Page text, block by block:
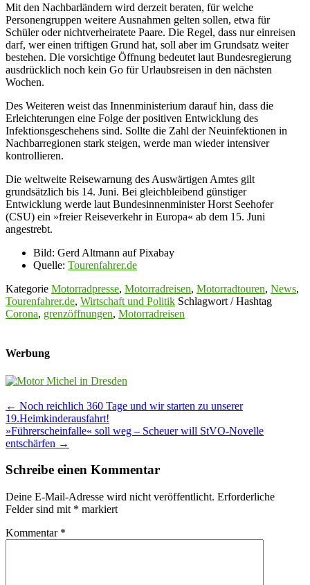
Mit den Nachbarländern wird derzeit beraten, für welche
Personengruppen weitere Ausnahmen gelten sollen, etwa für
Schüler oder nichtverheiratete Paare. Die Regel, dass nur einreisen
darf, wer einen triftigen Grund hat, soll aber im Grundsatz weiter
bestehen. Die vorsichtige Öffnung bedeutet laut Bundesregierung
ausdrücklich noch kein Go für Urlaubsreisen in den nächsten
Wochen.
Des Weiteren weist das Innenministerium darauf hin, dass die
Erleichterungen eine Folge der positiven Entwicklung des
Infektionsgeschehens sind. Sollte die Zahl der Neuinfektionen in
Nachbarregionen stark steigen, werde man wieder intensiver
kontrollieren.
Die weltweite Reisewarnung des Auswärtigen Amtes gilt
grundsätzlich bis 14. Juni. Bei gleichbleibend günstiger
Entwicklung werde laut Bundesinnenminister Horst Seehofer
(CSU) ein »freier Reiseverkehr in Europa« ab dem 15. Juni
angestrebt.
Bild: Gerd Altmann auf Pixabay
Quelle: Tourenfahrer.de
Kategorie Motorradpresse, Motorradreisen, Motorradtouren, News,
Tourenfahrer.de, Wirtschaft und Politik Schlagwort / Hashtag
Corona, grenzöffnungen, Motorradreisen
Werbung
Post
navigation
← Noch reichlich 360 Tage und wir starten zu unserer
19.Heimkinderausfahrt!
»Führerscheinfalle« soll weg – Scheuer will StVO-Novelle
entschärfen →
Schreibe einen Kommentar
Deine E-Mail-Adresse wird nicht veröffentlicht. Erforderliche
Felder sind mit * markiert
Kommentar *